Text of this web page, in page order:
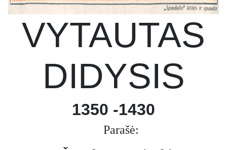
VYTAUTAS
DIDYSIS
1350 -1430
Parašė: